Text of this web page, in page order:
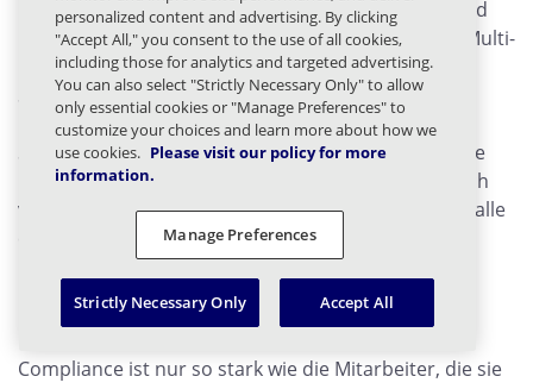
Die Verschlüsselung von Daten im Ruhezustand und
bei der Übertragung, strenge Zugangskontrollen, Multi-
Faktor-Authentifizierung und regelmäßige
Schwachstellenanalysen sind allesamt praktische
Möglichkeiten zur Risikominderung. Starke
Sicherheitsvorkehrungen unterstützen nicht nur die
Einhaltung von Vorschriften, sondern schützen auch
vor finanziellen und rufschädigenden Schäden im Falle
Mitarbeiter ausbilden
Compliance ist nur so stark wie die Mitarbeiter, die sie
personalized content and advertising. By clicking
"Accept All," you consent to the use of all cookies,
including those for analytics and targeted advertising.
You can also select "Strictly Necessary Only" to allow
only essential cookies or "Manage Preferences" to
customize your choices and learn more about how we
use cookies. Please visit our policy for more
information.
Manage Preferences
Strictly Necessary Only Accept All